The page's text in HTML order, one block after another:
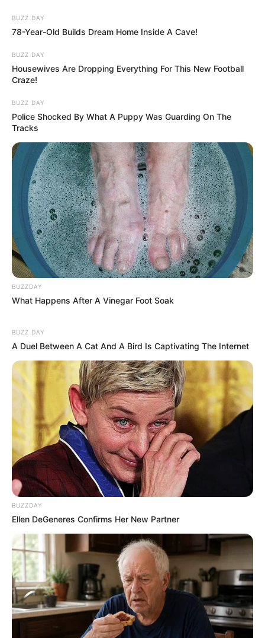
BUZZ DAY
78-Year-Old Builds Dream Home Inside A Cave!
BUZZ DAY
Housewives Are Dropping Everything For This New Football
Craze!
BUZZ DAY
Police Shocked By What A Puppy Was Guarding On The
Tracks
BUZZDAY
What Happens After A Vinegar Foot Soak
BUZZ DAY
A Duel Between A Cat And A Bird Is Captivating The Internet
BUZZDAY
Ellen DeGeneres Confirms Her New Partner